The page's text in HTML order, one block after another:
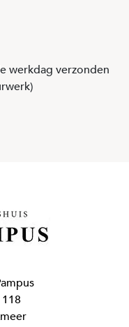
werkdag verzonden